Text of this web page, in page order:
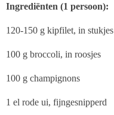
Ingrediënten (1 persoon):
120-150 g kipfilet, in stukjes
100 g broccoli, in roosjes
100 g champignons
1 el rode ui, fijngesnipperd